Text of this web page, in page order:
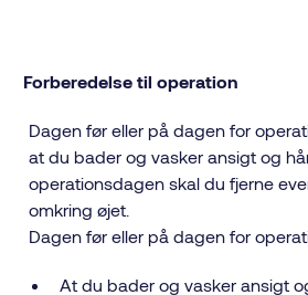
Forberedelse til operation
Dagen før eller på dagen for
at du bader og vasker ansigt og
operationsdagen skal du fjerne
omkring øjet.
Dagen før eller på dagen for
At du bader og vasker ansigt